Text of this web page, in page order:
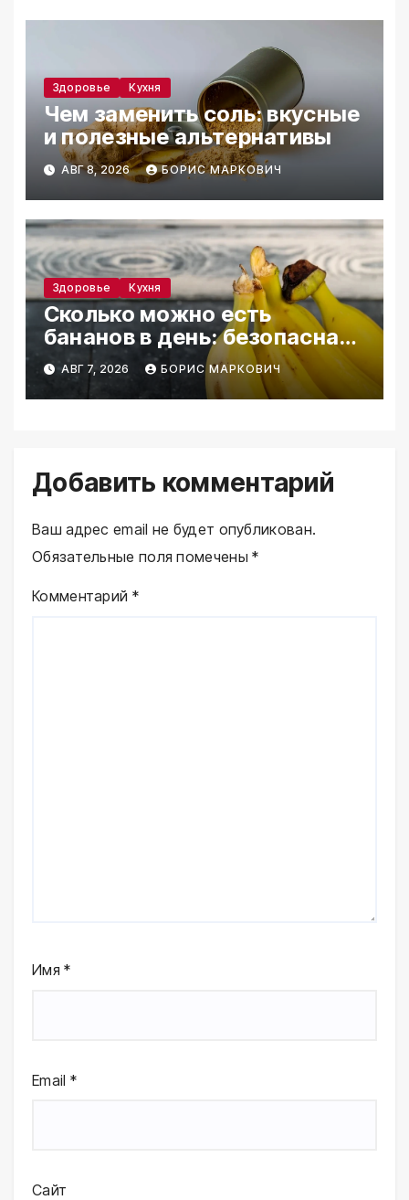
Здоровье Кухня
Чем заменить соль: вкусные
и полезные альтернативы
АВГ 8, 2026 БОРИС МАРКОВИЧ
Здоровье Кухня
Сколько можно есть
бананов в день: безопасная
норма
АВГ 7, 2026 БОРИС МАРКОВИЧ
Добавить комментарий
Ваш адрес email не будет опубликован.
Обязательные поля помечены*
Комментарий *
Имя*
Email *
Сайт